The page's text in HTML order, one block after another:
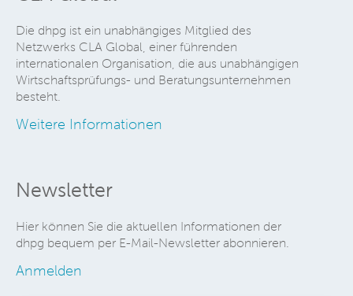
Die dhpg ist ein unabhängiges Mitglied des
Netzwerks CLA Global, einer führenden
internationalen Organisation, die aus unabhängigen
Wirtschaftsprüfungs- und Beratungsunternehmen
besteht.
Weitere Informationen
Newsletter
Hier können Sie die aktuellen Informationen der
dhpg bequem per E-Mail-Newsletter abonnieren.
Anmelden